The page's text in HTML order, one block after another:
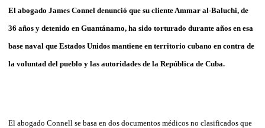
El abogado James Connel denunció que su cliente Ammar al-Baluchi, de
36 años y detenido en Guantánamo, ha sido torturado durante años en esa
base naval que Estados Unidos mantiene en territorio cubano en contra de
la voluntad del pueblo y las autoridades de la República de Cuba.
El abogado Connell se basa en dos documentos médicos no clasificados que